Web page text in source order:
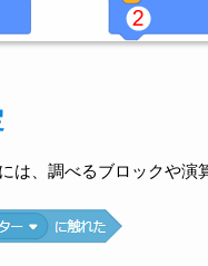
は、調べるブロックや演